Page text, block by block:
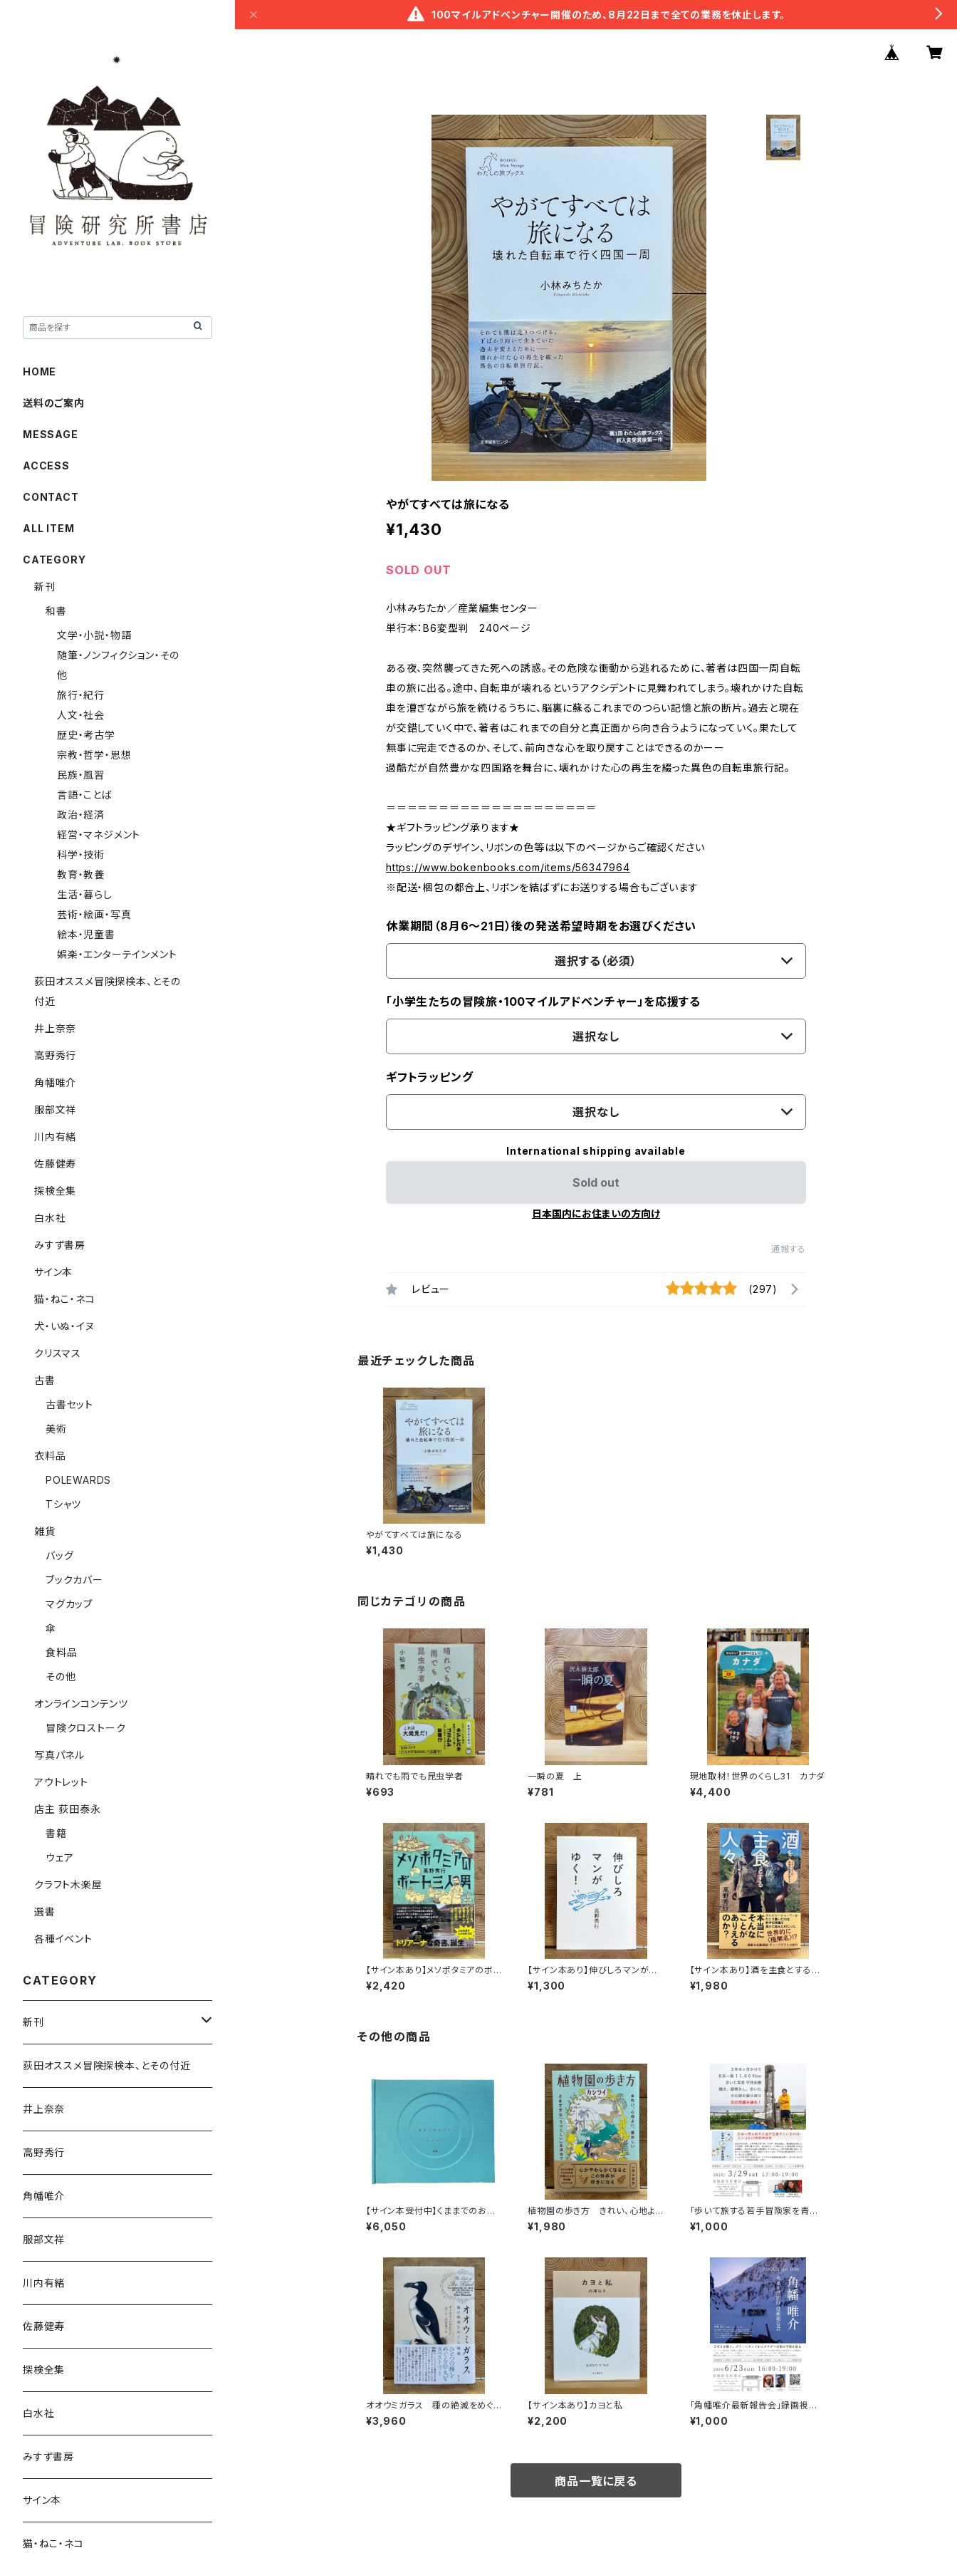
100マイルアドベンチャー開催のため、8月22日まで全ての業務を休止します。
やがてすべては旅になる
¥1,430
SOLD OUT
小林みちたか／産業編集センター
単行本：B6変型判 240ページ
ある夜、突然襲ってきた死への誘惑。その危険な衝動から逃れるために、著者は四国一周自転
車の旅に出る。途中、自転車が壊れるというアクシデントに見舞われてしまう。壊れかけた自転
車を漕ぎながら旅を続けるうちに、脳裏に蘇るこれまでのつらい記憶と旅の断片。過去と現在
が交錯していく中で、著者はこれまでの自分と真正面から向き合うようになっていく。果たして
無事に完走できるのか、そして、前向きな心を取り戻すことはできるのかーー
過酷だが自然豊かな四国路を舞台に、壊れかけた心の再生を綴った異色の自転車旅行記。
＝＝＝＝＝＝＝＝＝＝＝＝＝＝＝＝＝＝＝＝
★ギフトラッピング承ります★
ラッピングのデザイン、リボンの色等は以下のページからご確認ください
https://www.bokenbooks.com/items/56347964
※配送・梱包の都合上、リボンを結ばずにお送りする場合もございます
休業期間（8月6〜21日）後の発送希望時期をお選びください
選択する（必須）
「小学生たちの冒険旅・100マイルアドベンチャー」を応援する
選択なし
ギフトラッピング
選択なし
International shipping available
Sold out
日本国内にお住まいの方向け
通報する
レビュー (297)
最近チェックした商品
やがてすべては旅になる
¥1,430
同じカテゴリの商品
晴れでも雨でも昆虫学者
¥693
一瞬の夏 上
¥781
現地取材！世界のくらし31 カナダ
¥4,400
【サイン本あり】メソポタミアのボ
ート三人男
¥2,420
【サイン本あり】伸びしろマンがゆ
く！
¥1,300
【サイン本あり】酒を主食とする
人々 エチオピアの科学的秘境を
旅する
¥1,980
その他の商品
【サイン本受付中】くままでのおさ
らい〈特装新版〉
¥6,050
植物園の歩き方 きれい、心地よ
い、愛おしい さまざまな「うつくし
い」を求めて
¥1,980
「歩いて旅する若手冒険家を青田
買い！平井佑樹 × 荻田泰永」録画
視聴権
¥1,000
オオウミガラス 種の絶滅をめぐる
物語
¥3,960
【サイン本あり】カヨと私
¥2,200
「角幡唯介最新報告会」録画視聴
権
¥1,000
商品一覧に戻る
HOME
送料のご案内
MESSAGE
ACCESS
CONTACT
ALL ITEM
CATEGORY
新刊
和書
文学・小説・物語
随筆・ノンフィクション・その
他
旅行・紀行
人文・社会
歴史・考古学
宗教・哲学・思想
民族・風習
言語・ことば
政治・経済
経営・マネジメント
科学・技術
教育・教養
生活・暮らし
芸術・絵画・写真
絵本・児童書
娯楽・エンターテインメント
荻田オススメ冒険探検本、とその
付近
井上奈奈
高野秀行
角幡唯介
服部文祥
川内有緒
佐藤健寿
探検全集
白水社
みすず書房
サイン本
猫・ねこ・ネコ
犬・いぬ・イヌ
クリスマス
古書
古書セット
美術
衣料品
POLEWARDS
Tシャツ
雑貨
バッグ
ブックカバー
マグカップ
傘
食料品
その他
オンラインコンテンツ
冒険クロストーク
写真パネル
アウトレット
店主 荻田泰永
書籍
ウェア
クラフト木楽屋
選書
各種イベント
CATEGORY
新刊
和書
文学・小説・物語
随筆・ノンフィクション・その他
民族・風習
言語・ことば
荻田オススメ冒険探検本、とその付近
井上奈奈
高野秀行
角幡唯介
服部文祥
川内有緒
佐藤健寿
探検全集
白水社
みすず書房
サイン本
猫・ねこ・ネコ